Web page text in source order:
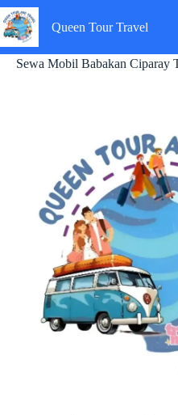
Skip
to
content
Queen Tour Travel
Sewa Mobil Babakan Ciparay